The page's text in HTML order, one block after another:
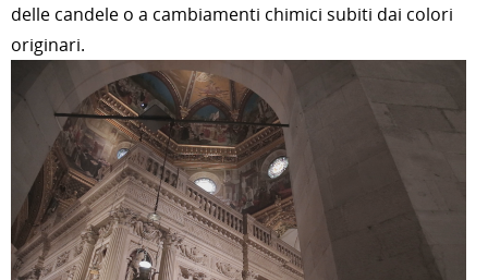
delle candele o a cambiamenti chimici subiti dai colori
originari.